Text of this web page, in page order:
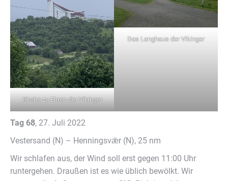
Kirche zu Ehren der Vikinger
Das Langhaus der Vikinger
Tag 68, 27. Juli 2022
Vestersand (N) – Henningsvǣr (N), 25 nm
Wir schlafen aus, der Wind soll erst gegen 11:00 Uhr
runtergehen. Draußen ist es wie üblich bewölkt. Wir